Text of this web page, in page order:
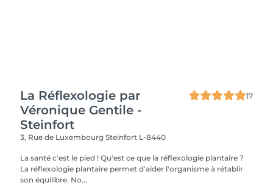
La Réflexologie par
Véronique Gentile -
Steinfort
17
3, Rue de Luxembourg Steinfort L-8440
La santé c'est le pied ! Qu'est ce que la réflexologie plantaire ?
La réflexologie plantaire permet d'aider l'organisme à rétablir
son équilibre. No...